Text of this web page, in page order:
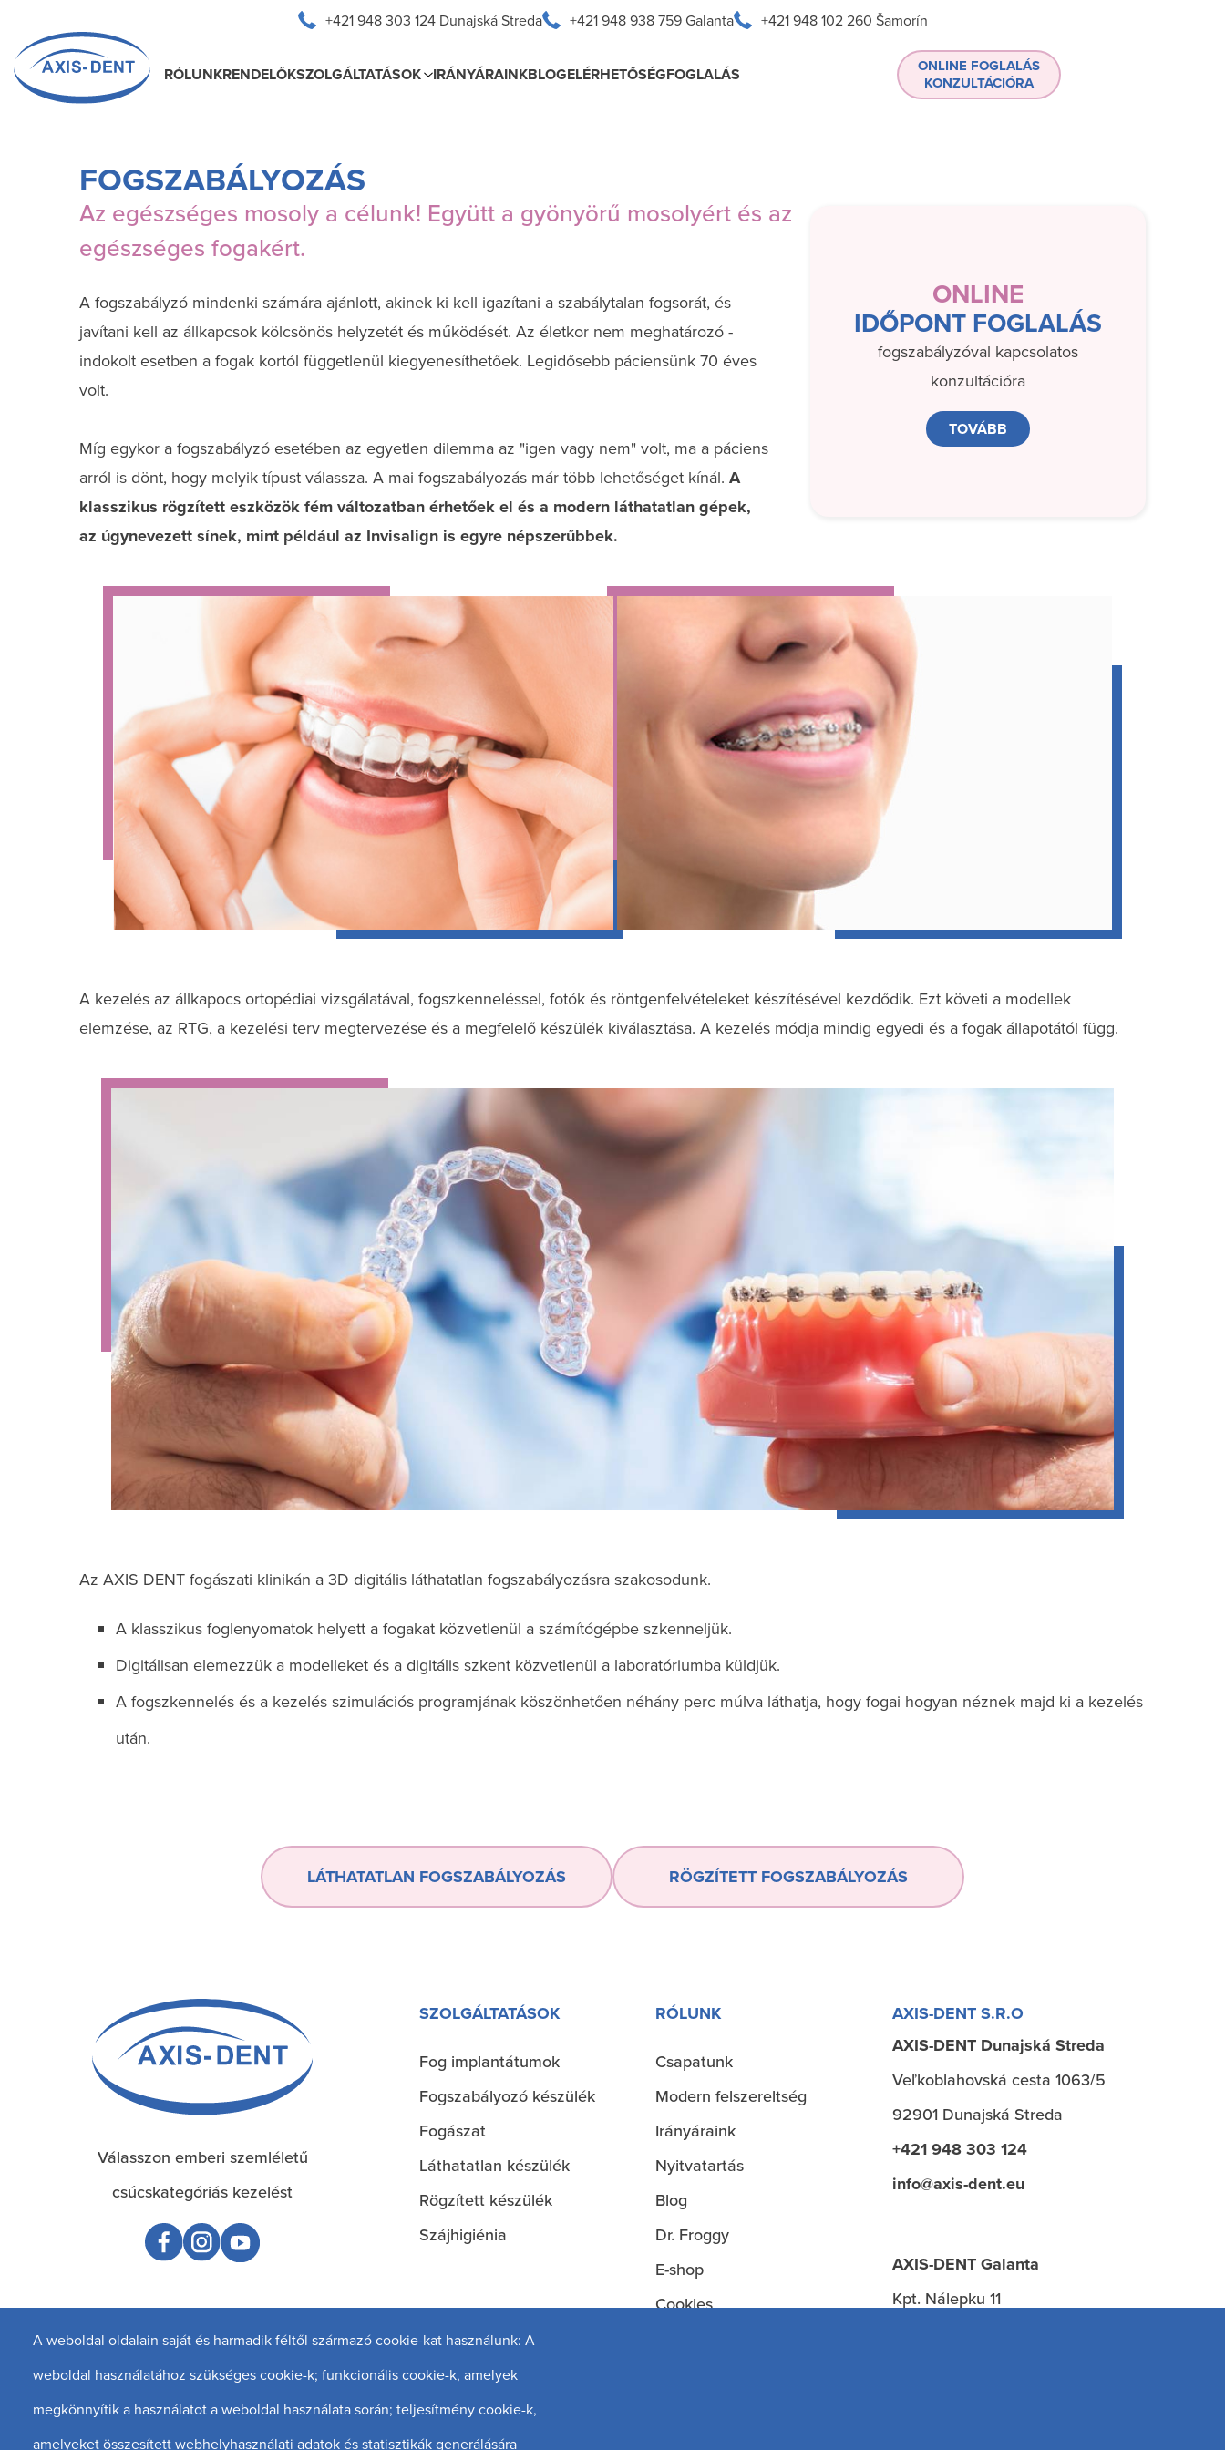
Fő
RÓLUNKRENDELŐKSZOLGÁLTATÁSOK IRÁNYÁRAINKBLOGELÉRHETŐSÉGFOGLALÁS
ONLINE FOGLALÁS
KONZULTÁCIÓRA
+421 948 303 124 Dunajská Streda +421 948 938 759 Galanta +421 948 102 260 Šamorín
A weboldal oldalain saját és harmadik féltől származó cookie-kat használunk: A
weboldal használatához szükséges cookie-k; funkcionális cookie-k, amelyek
megkönnyítik a használatot a weboldal használata során; teljesítmény cookie-k,
amelyeket összesített webhelyhasználati adatok és statisztikák generálására
FOGSZABÁLYOZÁS
Az egészséges mosoly a célunk! Együtt a gyönyörű mosolyért és az
egészséges fogakért.
A fogszabályzó mindenki számára ajánlott, akinek ki kell igazítani a szabálytalan fogsorát, és
javítani kell az állkapcsok kölcsönös helyzetét és működését. Az életkor nem meghatározó -
indokolt esetben a fogak kortól függetlenül kiegyenesíthetőek. Legidősebb páciensünk 70 éves
volt.
Míg egykor a fogszabályzó esetében az egyetlen dilemma az "igen vagy nem" volt, ma a páciens
arról is dönt, hogy melyik típust válassza. A mai fogszabályozás már több lehetőséget kínál. A
klasszikus rögzített eszközök fém változatban érhetőek el és a modern láthatatlan gépek,
az úgynevezett sínek, mint például az Invisalign is egyre népszerűbbek.
ONLINE
IDŐPONT FOGLALÁS
fogszabályzóval kapcsolatos
konzultációra
TOVÁBB
A kezelés az állkapocs ortopédiai vizsgálatával, fogszkenneléssel, fotók és röntgenfelvételeket készítésével kezdődik. Ezt követi a modellek
elemzése, az RTG, a kezelési terv megtervezése és a megfelelő készülék kiválasztása. A kezelés módja mindig egyedi és a fogak állapotától függ.
Az AXIS DENT fogászati ​​klinikán a 3D digitális láthatatlan fogszabályozásra szakosodunk.
A klasszikus foglenyomatok helyett a fogakat közvetlenül a számítógépbe szkenneljük.
Digitálisan elemezzük a modelleket és a digitális szkent közvetlenül a laboratóriumba küldjük.
A fogszkennelés és a kezelés szimulációs programjának köszönhetően néhány perc múlva láthatja, hogy fogai hogyan néznek majd ki a kezelés
után.
LÁTHATATLAN FOGSZABÁLYOZÁS RÖGZÍTETT FOGSZABÁLYOZÁS
Válasszon emberi szemléletű
csúcskategóriás kezelést
SZOLGÁLTATÁSOK
Služby
Fog implantátumok
Fogszabályozó készülék
Fogászat
Láthatatlan készülék
Rögzített készülék
Szájhigiénia
RÓLUNK
O
nás
Csapatunk
Modern felszereltség
Irányáraink
Nyitvatartás
Blog
Dr. Froggy
E-shop
Cookies
AXIS-DENT S.R.O
AXIS-DENT Dunajská Streda
Veľkoblahovská cesta 1063/5
92901 Dunajská Streda
+421 948 303 124
info@axis-dent.eu
AXIS-DENT Galanta
Kpt. Nálepku 11